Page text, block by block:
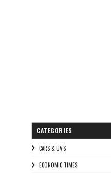
CATEGORIES
CARS & UV'S
ECONOMIC TIMES